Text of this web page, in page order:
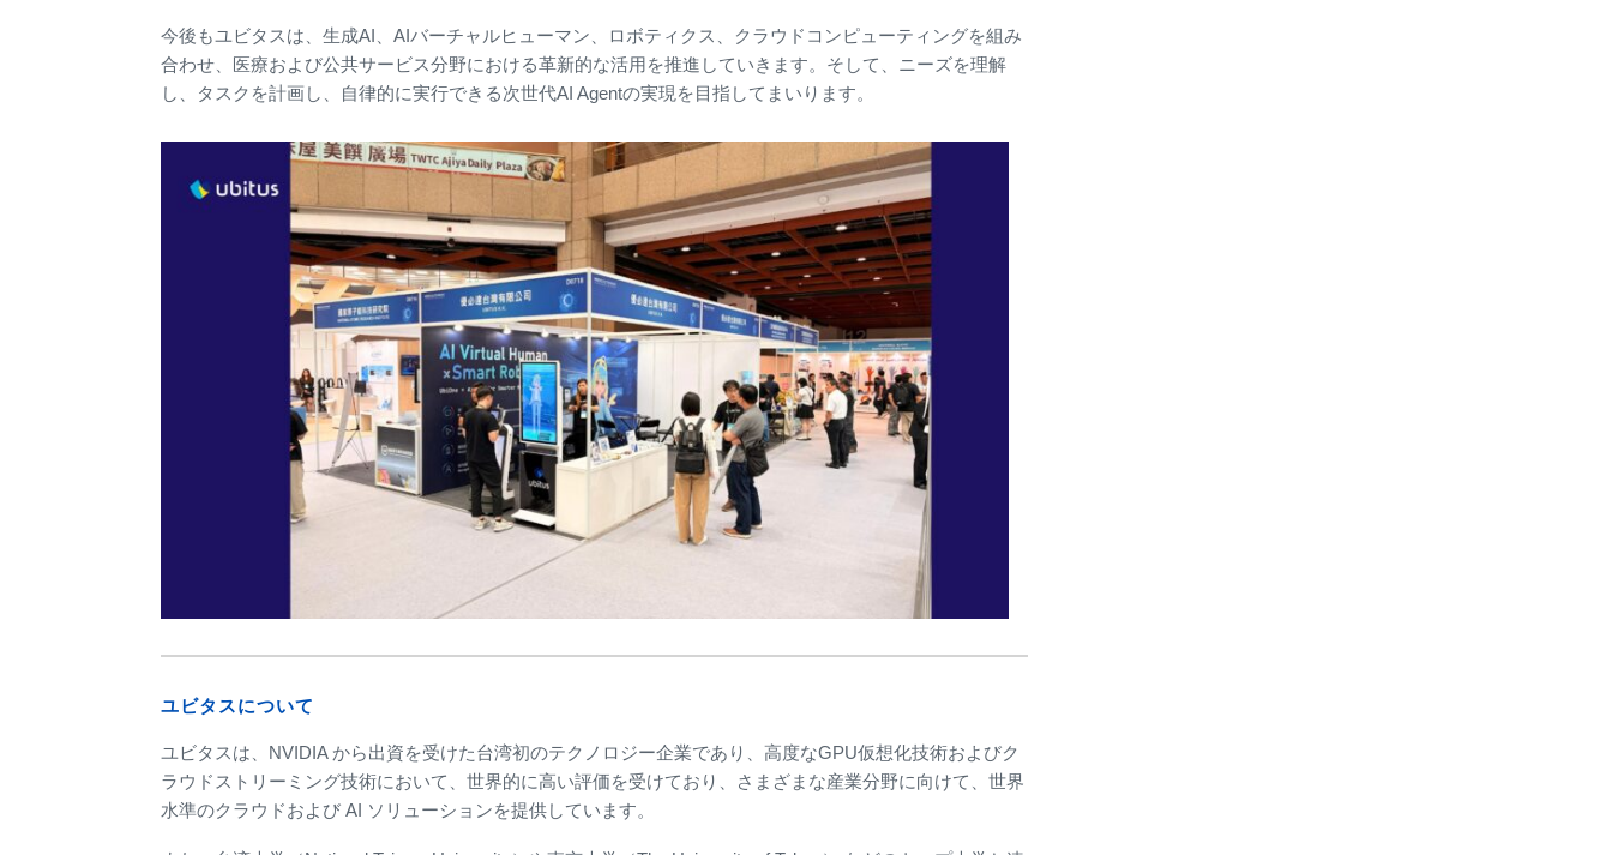
今後もユビタスは、生成AI、AIバーチャルヒューマン、ロボティクス、クラウドコンピューティングを組み
合わせ、医療および公共サービス分野における革新的な活用を推進していきます。そして、ニーズを理解
し、タスクを計画し、自律的に実行できる次世代AI Agentの実現を目指してまいります。
ユビタスについて
ユビタスは、NVIDIA から出資を受けた台湾初のテクノロジー企業であり、高度なGPU仮想化技術およびク
ラウドストリーミング技術において、世界的に高い評価を受けており、さまざまな産業分野に向けて、世界
水準のクラウドおよび AI ソリューションを提供しています。